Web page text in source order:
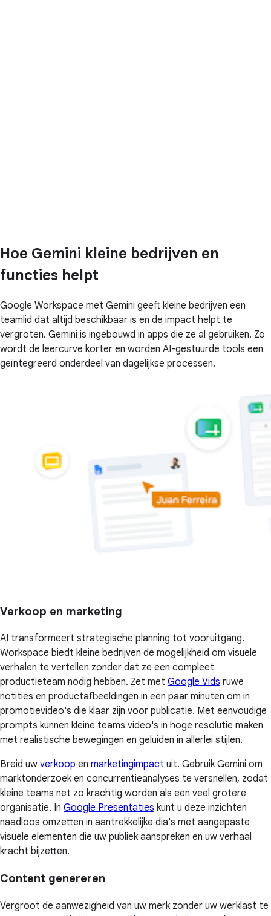
Hoe Gemini kleine bedrijven en
functies helpt
Google Workspace met Gemini geeft kleine bedrijven een
teamlid dat altijd beschikbaar is en de impact helpt te
vergroten. Gemini is ingebouwd in apps die ze al gebruiken. Zo
wordt de leercurve korter en worden AI-gestuurde tools een
geïntegreerd onderdeel van dagelijkse processen.
Verkoop en marketing
AI transformeert strategische planning tot vooruitgang.
Workspace biedt kleine bedrijven de mogelijkheid om visuele
verhalen te vertellen zonder dat ze een compleet
productieteam nodig hebben. Zet met Google Vids ruwe
notities en productafbeeldingen in een paar minuten om in
promotievideo's die klaar zijn voor publicatie. Met eenvoudige
prompts kunnen kleine teams video's in hoge resolutie maken
met realistische bewegingen en geluiden in allerlei stijlen.
Breid uw verkoop en marketingimpact uit. Gebruik Gemini om
marktonderzoek en concurrentieanalyses te versnellen, zodat
kleine teams net zo krachtig worden als een veel grotere
organisatie. In Google Presentaties kunt u deze inzichten
naadloos omzetten in aantrekkelijke dia's met aangepaste
visuele elementen die uw publiek aanspreken en uw verhaal
kracht bijzetten.
Content genereren
Vergroot de aanwezigheid van uw merk zonder uw werklast te